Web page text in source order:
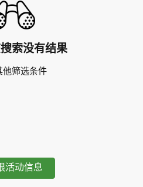
索没有结果
他筛选条件
活动信息